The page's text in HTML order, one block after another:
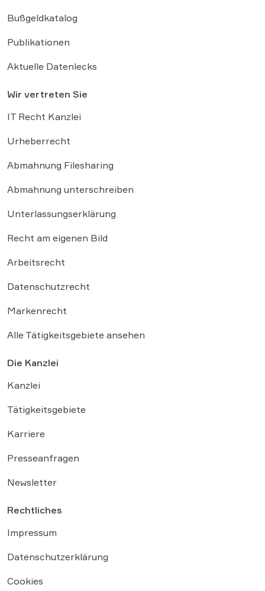
Bußgeldkatalog
Publikationen
Aktuelle Datenlecks
Wir vertreten Sie
IT Recht Kanzlei
Urheberrecht
Abmahnung Filesharing
Abmahnung unterschreiben
Unterlassungserklärung
Recht am eigenen Bild
Arbeitsrecht
Datenschutzrecht
Markenrecht
Alle Tätigkeitsgebiete ansehen
Die Kanzlei
Kanzlei
Tätigkeitsgebiete
Karriere
Presseanfragen
Newsletter
Rechtliches
Impressum
Datenschutzerklärung
Cookies